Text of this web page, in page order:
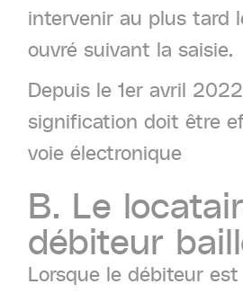
intervenir au plus tard
ouvré suivant la saisie.
Depuis le 1er avril
signification doit être
voie électronique
B. Le
débiteur
Lorsque le débiteur